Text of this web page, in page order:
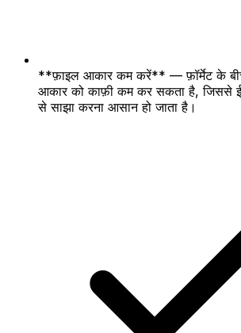
**फ़ाइल आकार कम करें** — फ़ॉर्मेट के
आकार को काफ़ी कम कर सकता है, जिससे
से साझा करना आसान हो जाता है।